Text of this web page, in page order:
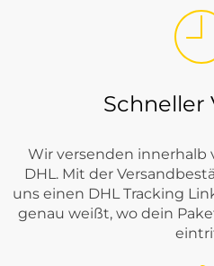
Schneller
Wir versenden innerhalb
DHL. Mit der
uns einen DHL Tracking
genau weißt, wo dein